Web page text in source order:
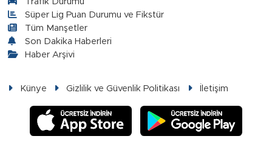
Süper Lig Puan Durumu ve Fikstür
Tüm Manşetler
Son Dakika Haberleri
Haber Arşivi
Künye Gizlilik ve Güvenlik Politikası İletişim